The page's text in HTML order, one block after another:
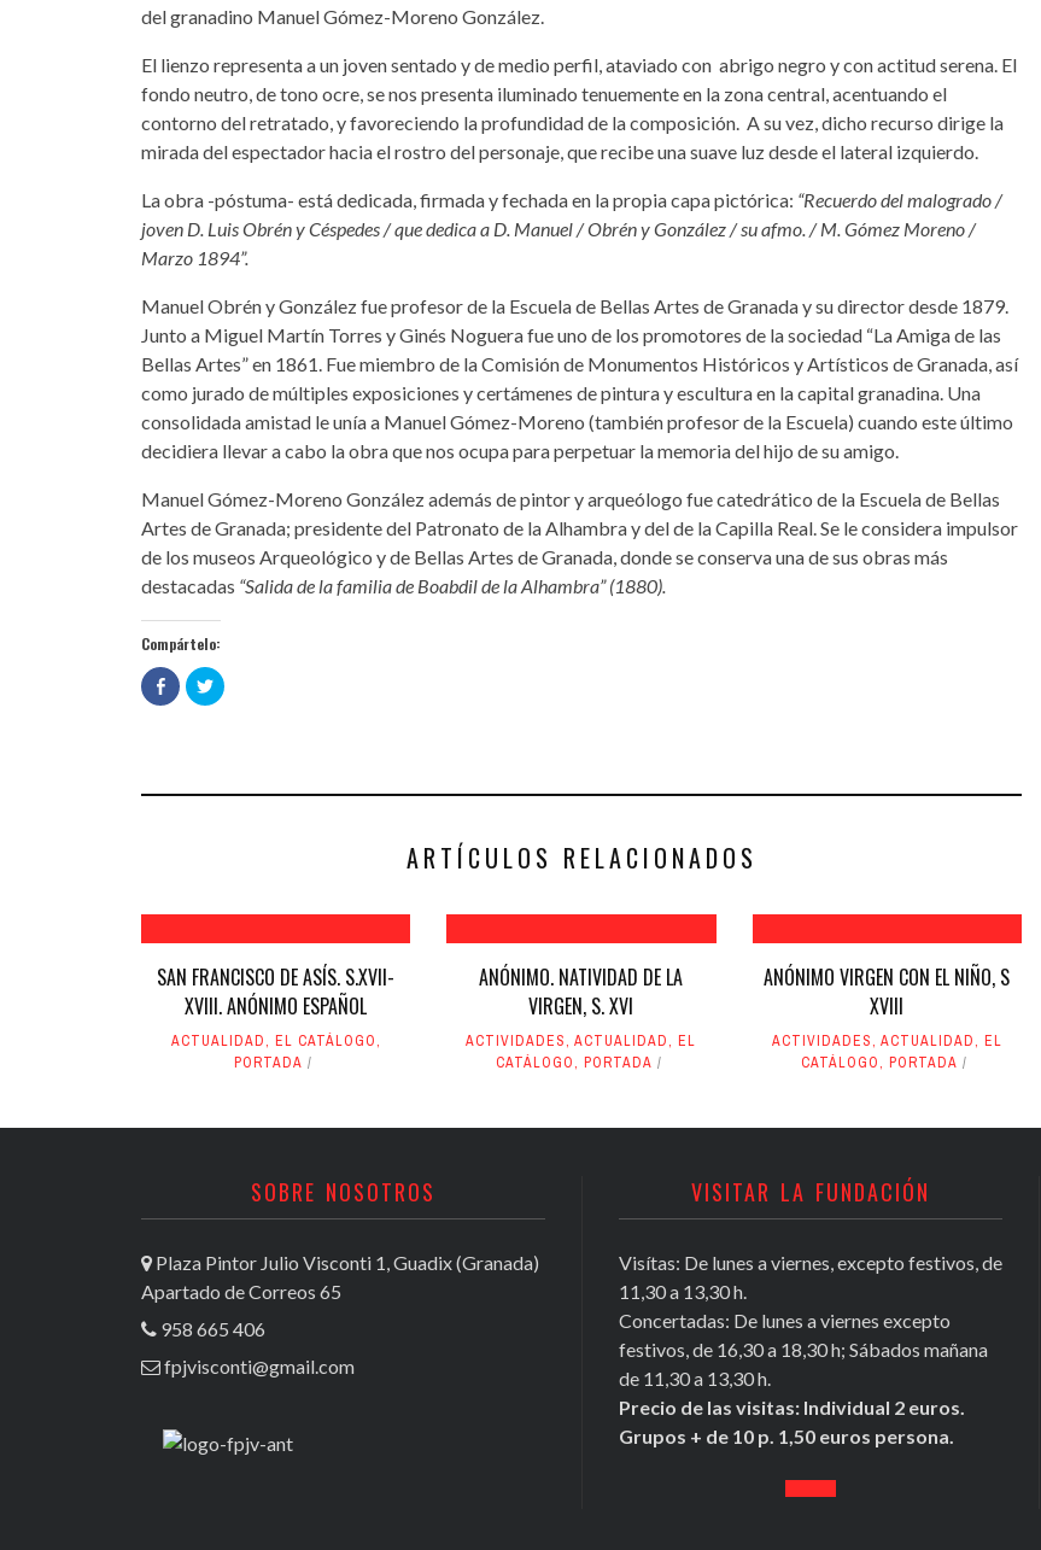
del granadino Manuel Gómez-Moreno González.
El lienzo representa a un joven sentado y de medio perfil, ataviado con abrigo negro y con actitud serena. El
fondo neutro, de tono ocre, se nos presenta iluminado tenuemente en la zona central, acentuando el
contorno del retratado, y favoreciendo la profundidad de la composición. A su vez, dicho recurso dirige la
mirada del espectador hacia el rostro del personaje, que recibe una suave luz desde el lateral izquierdo.
La obra -póstuma- está dedicada, firmada y fechada en la propia capa pictórica: “Recuerdo del malogrado /
joven D. Luis Obrén y Céspedes / que dedica a D. Manuel / Obrén y González / su afmo. / M. Gómez Moreno /
Marzo 1894”.
Manuel Obrén y González fue profesor de la Escuela de Bellas Artes de Granada y su director desde 1879.
Junto a Miguel Martín Torres y Ginés Noguera fue uno de los promotores de la sociedad “La Amiga de las
Bellas Artes” en 1861. Fue miembro de la Comisión de Monumentos Históricos y Artísticos de Granada, así
como jurado de múltiples exposiciones y certámenes de pintura y escultura en la capital granadina. Una
consolidada amistad le unía a Manuel Gómez-Moreno (también profesor de la Escuela) cuando este último
decidiera llevar a cabo la obra que nos ocupa para perpetuar la memoria del hijo de su amigo.
Manuel Gómez-Moreno González además de pintor y arqueólogo fue catedrático de la Escuela de Bellas
Artes de Granada; presidente del Patronato de la Alhambra y del de la Capilla Real. Se le considera impulsor
de los museos Arqueológico y de Bellas Artes de Granada, donde se conserva una de sus obras más
destacadas “Salida de la familia de Boabdil de la Alhambra” (1880).
Compártelo:
Haz
clic
para
en
Haz
clic
en
ARTÍCULOS RELACIONADOS
SAN FRANCISCO DE ASÍS. S.XVII-
XVIII. ANÓNIMO ESPAÑOL
ACTUALIDAD, EL CATÁLOGO,
PORTADA
ANÓNIMO. NATIVIDAD DE LA
VIRGEN, S. XVI
ACTIVIDADES,ACTUALIDAD,EL
CATÁLOGO, PORTADA
ANÓNIMO VIRGEN CON EL NIÑO, S
XVIII
ACTIVIDADES, ACTUALIDAD, EL
CATÁLOGO,PORTADA
SOBRE NOSOTROS
Plaza Pintor Julio Visconti 1, Guadix (Granada)
Apartado de Correos 65
958 665 406
fpjvisconti@gmail.com
VISITAR LA FUNDACIÓN
Visítas: De lunes a viernes, excepto festivos, de
11,30 a 13,30 h.
Concertadas: De lunes a viernes excepto
festivos, de 16,30 a 18,30 h; Sábados mañana
de 11,30 a 13,30 h.
Precio de las visitas: Individual 2 euros.
Grupos + de 10 p. 1,50 euros persona.
Conocer Guadix y comarca, ficha nº
investigador exiliado
https://t.co/Tx2b2DL4i3
May 16, 2020